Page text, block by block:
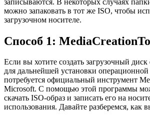
можно запаковать в тот же ISO, чтобы
загрузочном носителе.
Способ 1:
Если вы хотите создать загрузочный
для дальнейшей установки
потребуется официальный инструмент
Microsoft. С помощью этой программы
скачать ISO-образ и записать его на
использования. Давайте разберемся, как